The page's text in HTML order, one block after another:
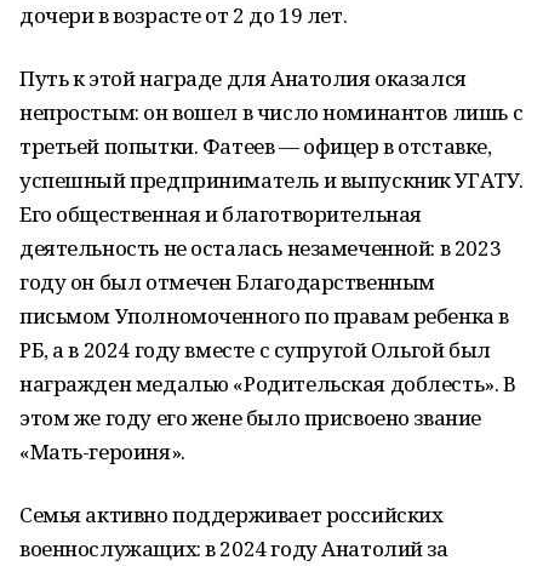
дочери в возрасте от 2 до 19 лет.
Путь к этой награде для Анатолия оказался
непростым: он вошел в число номинантов лишь с
третьей попытки. Фатеев — офицер в отставке,
успешный предприниматель и выпускник УГАТУ.
Его общественная и благотворительная
деятельность не осталась незамеченной: в 2023
году он был отмечен Благодарственным
письмом Уполномоченного по правам ребенка в
РБ, а в 2024 году вместе с супругой Ольгой был
награжден медалью «Родительская доблесть». В
этом же году его жене было присвоено звание
«Мать-героиня».
Семья активно поддерживает российских
военнослужащих: в 2024 году Анатолий за